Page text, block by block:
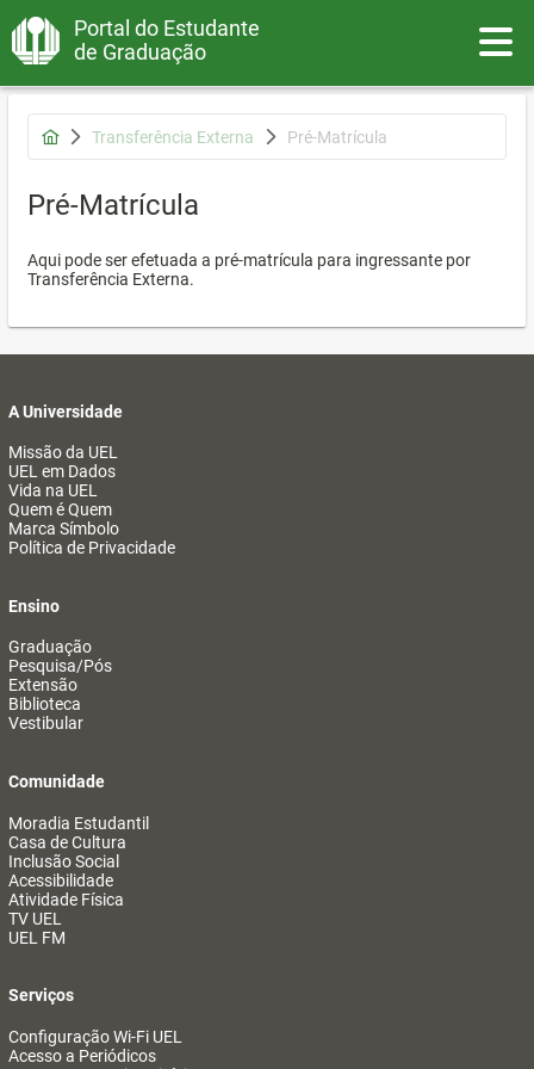
Portal do Estudante
de Graduação
Transferência Externa Pré-Matrícula
Pré-Matrícula
Aqui pode ser efetuada a pré-matrícula para ingressante por
Transferência Externa.
A Universidade
Missão da UEL
UEL em Dados
Vida na UEL
Quem é Quem
Marca Símbolo
Política de Privacidade
Ensino
Graduação
Pesquisa/Pós
Extensão
Biblioteca
Vestibular
Comunidade
Moradia Estudantil
Casa de Cultura
Inclusão Social
Acessibilidade
Atividade Física
TV UEL
UEL FM
Serviços
Configuração Wi-Fi UEL
Acesso a Periódicos